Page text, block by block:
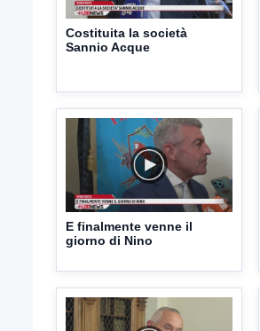
Costituita la società
Sannio Acque
E finalmente venne il
giorno di Nino